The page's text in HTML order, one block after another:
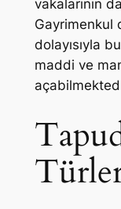
vakalarının
Gayrimenkul
dolayısıyla
maddi ve